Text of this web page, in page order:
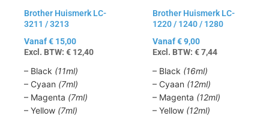
Brother Huismerk LC-
3211 / 3213
Vanaf€ 15,00
Excl. BTW: € 12,40
– Black (11ml)
– Cyaan (7ml)
– Magenta (7ml)
– Yellow (7ml)
gekozen
worden
productpagina
Brother Huismerk LC-
1220 / 1240 / 1280
Vanaf€9,00
Excl. BTW: €7,44
– Black (16ml)
– Cyaan (12ml)
– Magenta (12ml)
– Yellow (12ml)
gekozen
worden
productpagina